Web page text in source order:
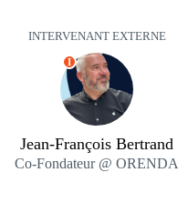
INTERVENANT EXTERNE
I
Jean-François Bertrand
Co-Fondateur @ ORENDA